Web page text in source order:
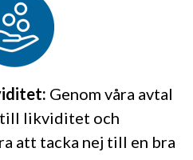
Genom våra avtal
likviditet och
att tacka nej till en bra